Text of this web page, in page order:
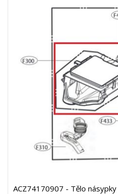
ACZ74170907 - Tělo